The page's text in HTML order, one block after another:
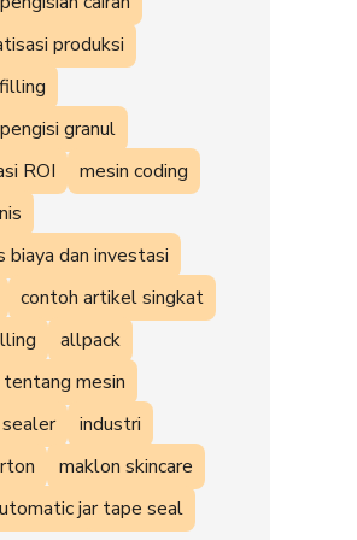
produksi
granul
ROI
mesin coding
biaya dan investasi
contoh artikel singkat
allpack
mesin
industri
maklon skincare
jar tape seal